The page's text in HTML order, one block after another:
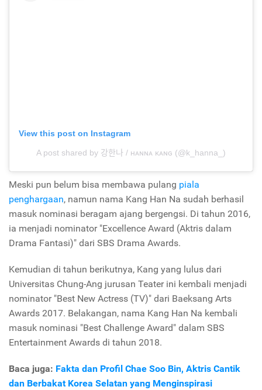
View this post on Instagram
A post shared by 강한나 / ʜᴀɴɴᴀ ᴋᴀɴɢ (@k_hanna_)
Meski pun belum bisa membawa pulang piala
penghargaan, namun nama Kang Han Na sudah berhasil
masuk nominasi beragam ajang bergengsi. Di tahun 2016,
ia menjadi nominator "Excellence Award (Aktris dalam
Drama Fantasi)" dari SBS Drama Awards.
Kemudian di tahun berikutnya, Kang yang lulus dari
Universitas Chung-Ang jurusan Teater ini kembali menjadi
nominator "Best New Actress (TV)" dari Baeksang Arts
Awards 2017. Belakangan, nama Kang Han Na kembali
masuk nominasi "Best Challenge Award" dalam SBS
Entertainment Awards di tahun 2018.
Baca juga: Fakta dan Profil Chae Soo Bin, Aktris Cantik
dan Berbakat Korea Selatan yang Menginspirasi